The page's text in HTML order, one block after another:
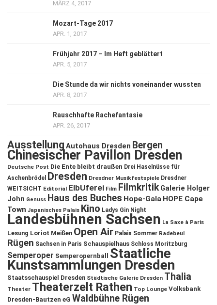
MÄRZ 4, 2017
Mozart-Tage 2017
APR. 1, 2017
Frühjahr 2017 – Im Heft geblättert
APR. 5, 2017
Die Stunde da wir nichts voneinander wussten
APR. 8, 2017
Rauschhafte Rachefantasie
APR. 26, 2017
Ausstellung Autohaus Dresden Bergen
Chinesischer Pavillon Dresden
Deutsche Post Die Ente bleibt draußen Drei Haselnüsse für
Aschenbrödel
Dresden Dresdner Musikfestspiele Dresdner
WEITSICHT Editorial ElbUferei Film Filmkritik Galerie Holger
John Genuss Haus des Buches Hope-Gala HOPE Cape
Town Japanisches Palais Kino Ladys Gin Night
Landesbühnen Sachsen La Saxe à Paris
Lesung Loriot Meißen Open Air Palais Sommer Radebeul
Rügen Sachsen in Paris Schauspielhaus Schloss Moritzburg
Semperoper Semperopernball Staatliche
Kunstsammlungen Dresden
Staatsschauspiel Dresden Städtische Galerie Dresden Thalia
Theater Theaterzelt Rathen Top Lounge Volksbank
Dresden-Bautzen eG Waldbühne Rügen